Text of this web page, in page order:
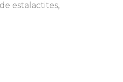
estalactites,